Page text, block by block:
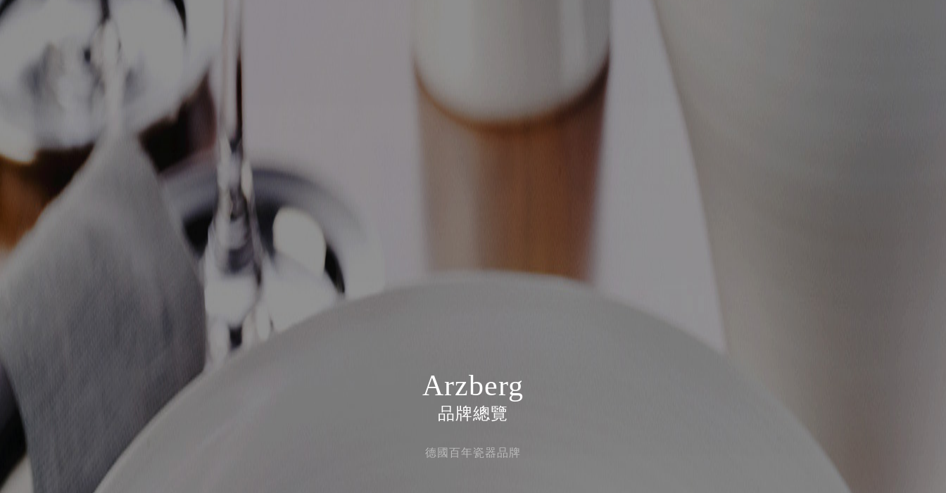
Arzberg
品牌總覽
德國百年瓷器品牌